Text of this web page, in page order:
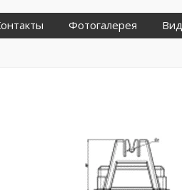
Фотогалерея